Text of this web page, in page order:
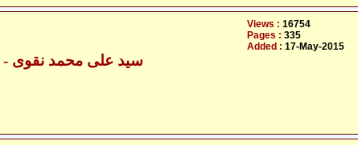
- سید علی محمد نقوی
Views : 16754
Pages : 335
Added : 17-May-2015